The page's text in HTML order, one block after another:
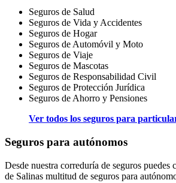
Seguros de Salud
Seguros de Vida y Accidentes
Seguros de Hogar
Seguros de Automóvil y Moto
Seguros de Viaje
Seguros de Mascotas
Seguros de Responsabilidad Civil
Seguros de Protección Jurídica
Seguros de Ahorro y Pensiones
Ver todos los seguros para
Seguros para autónomos
Desde nuestra correduría de seguros puedes
de Salinas multitud de seguros para